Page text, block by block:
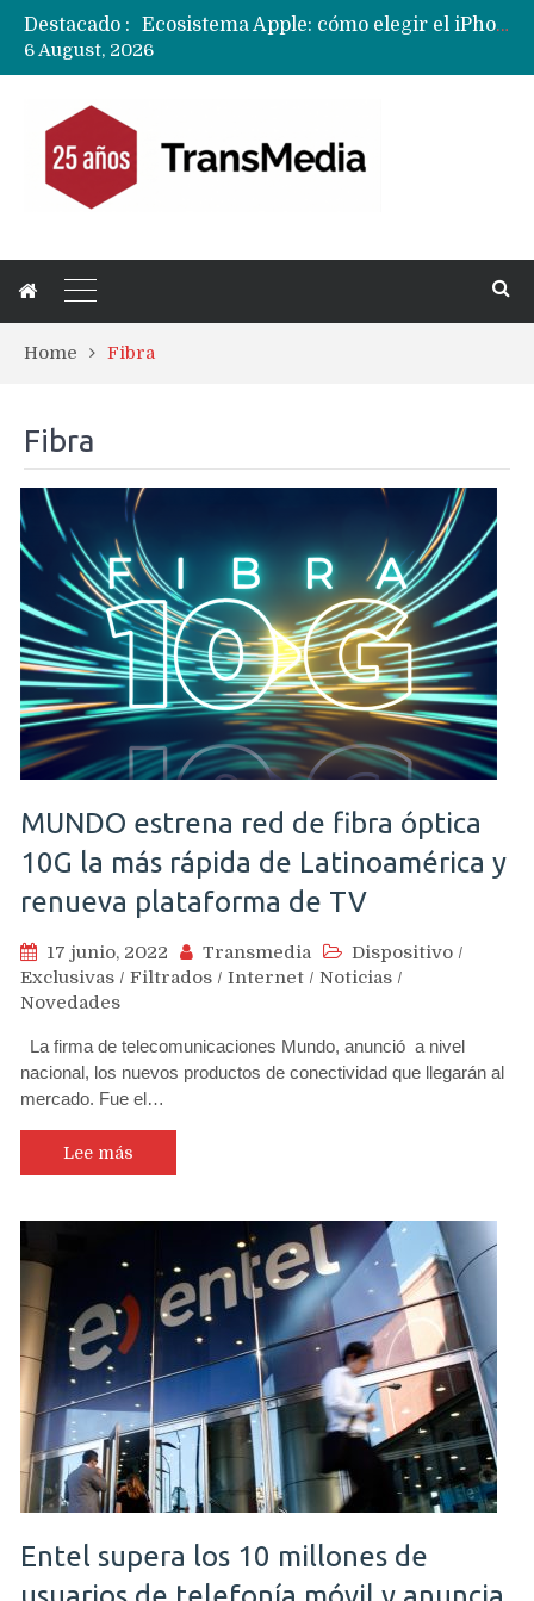
Destacado :
Nuevas filtraciones del Mate 90 Pro Max apuntan a potenciar las cámaras y pantalla OLED doble capa
6 August, 2026
Home Fibra
Fibra
MUNDO estrena red de fibra óptica
10G la más rápida de Latinoamérica y
renueva plataforma de TV
17 junio, 2022 Transmedia Dispositivo /
Exclusivas / Filtrados / Internet / Noticias /
Novedades
La firma de telecomunicaciones Mundo, anunció a nivel
nacional, los nuevos productos de conectividad que llegarán al
mercado. Fue el…
Lee más
Entel supera los 10 millones de